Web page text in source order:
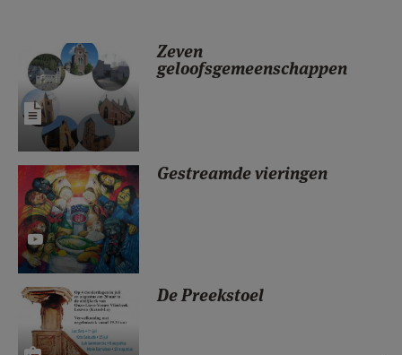
ZOEKEN
HULP
STARTPAGINA PORTAAL
MIJN PAROCHIE
AANMELDEN OF REGISTREREN
Zeven
geloofsgemeenschappen
Gestreamde vieringen
De Preekstoel